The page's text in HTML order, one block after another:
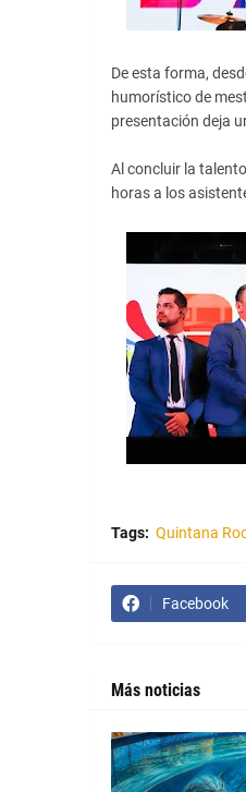
De esta forma,
humorístico de
presentación deja
Al concluir la
horas a los
Tags: Quintana
Facebook
Más noticias